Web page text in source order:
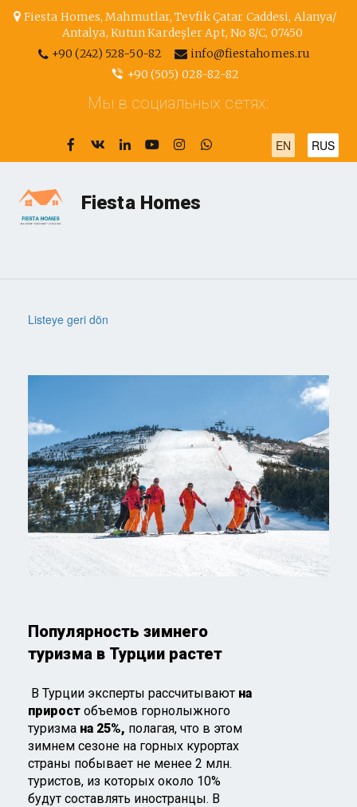
Fiesta Homes,Mahmutlar, Tevfik Çatar Caddesi, Alanya/
Antalya, Kutun Kardeşler Apt, No 8/С, 07450
+90 (242) 528-50-82
info@fiestahomes.ru
+90 (505) 028-82-82
Мы в социальных сетях:
EN RUS
Fiesta Homes
Listeye geri dön
Популярность зимнего
туризма в Турции растет
В Турции эксперты рассчитывают на
прирост объемов горнолыжного
туризма на 25%, полагая, что в этом
зимнем сезоне на горных курортах
страны побывает не менее 2 млн.
туристов, из которых около 10%
будут составлять иностранцы. В